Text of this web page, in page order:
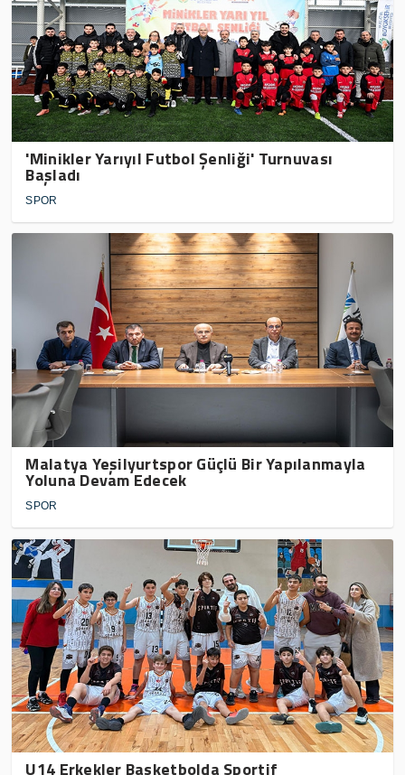
'Minikler Yarıyıl Futbol Şenliği' Turnuvası
Başladı
SPOR
Malatya Yeşilyurtspor Güçlü Bir Yapılanmayla
Yoluna Devam Edecek
SPOR
U14 Erkekler Basketbolda Sportif